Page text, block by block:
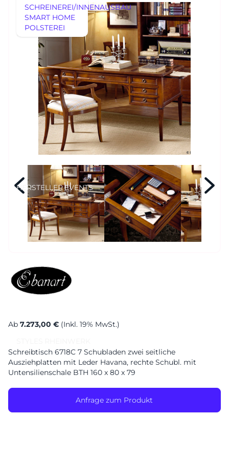
SCHREINEREI/INNENAUSBAU
SMART HOME
POLSTEREI
HERSTELLEREVENTS
HERSTELLER
EVENTS
STYLES
RHEINWERK
MÖBEL
MÖBEL
Ab 7.273,00 € (Inkl. 19% MwSt.)
Schreibtisch 6718C 7 Schubladen zwei seitliche
Ausziehplatten mit Leder Havana, rechte Schubl. mit
Untensilienschale BTH 160 x 80 x 79
Anfrage zum Produkt
Senden
Königswinterer Str. 319
53639 Königswinter-Ittenbach
0 22 23 - 91 89 0
Di.-Fr. 10-18 Uhr
Sa. 10-17 Uhr